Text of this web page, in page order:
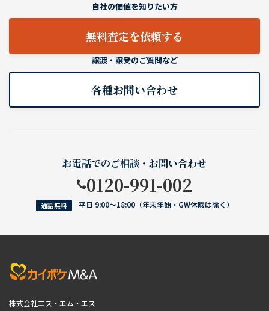
自社の価値を知りたい方
無料査定を依頼する
譲渡・譲受のご質問など
各種お問い合わせ
お電話でのご相談・お問い合わせ
0120-991-002
通話無料 平日 9:00〜18:00（年末年始・GW休暇は除く）
株式会社エス・エム・エス